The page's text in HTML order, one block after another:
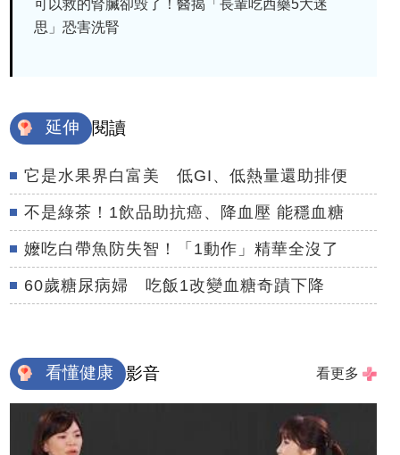
可以救的腎臟卻毁了！醫揭「長輩吃西藥5大迷
思」恐害洗腎
延伸 閱讀
它是水果界白富美 低GI、低熱量還助排便
不是綠茶！1飲品助抗癌、降血壓 能穩血糖
嬤吃白帶魚防失智！「1動作」精華全沒了
60歲糖尿病婦 吃飯1改變血糖奇蹟下降
看懂健康 影音 看更多